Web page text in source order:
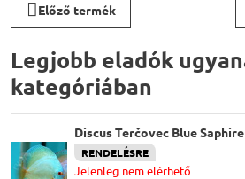
Előző termék
Legjobb eladók
kategóriában
Discus Terčovec Blue Saphire
RENDELÉSRE
Jelenleg nem elérhető